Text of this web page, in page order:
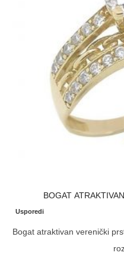
BOGAT
Usporedi
Bogat atraktivan verenički